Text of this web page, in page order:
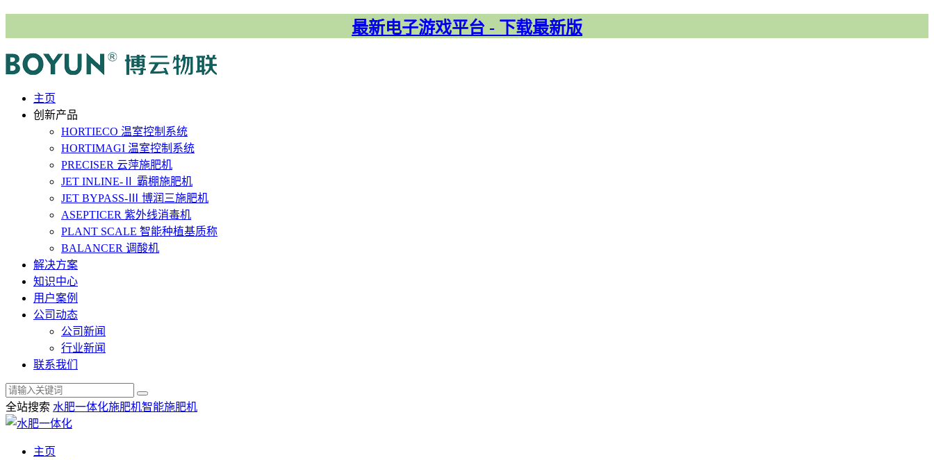
最新电子游戏平台 - 下载最新版
主⻚
创新产品
HORTIECO 温室控制系统
HORTIMAGI 温室控制系统
PRECISER 云萍施肥机
JET INLINE-Ⅱ 霸棚施肥机
JET BYPASS-Ⅲ 博润三施肥机
ASEPTICER 紫外线消毒机
PLANT SCALE 智能种植基质称
BALANCER 调酸机
解决⽅案
知识中心
用户案例
公司动态
公司新闻
行业新闻
联系我们
全站搜索 水肥一体化施肥机智能施肥机
主页